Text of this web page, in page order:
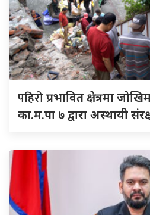
पहिरोप्रभावित क्षेत्रमा
का.म.पा ७ द्वारा अस्थायी